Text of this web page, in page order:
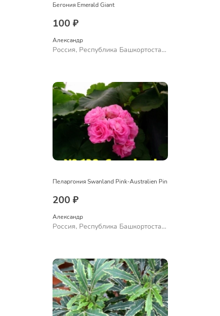
Бегония Emerald Giant
100 ₽
Александр
Россия, Республика Башкортостан,
Пеларгония Swanland Pink-Australien Pin
200 ₽
Александр
Россия, Республика Башкортостан,